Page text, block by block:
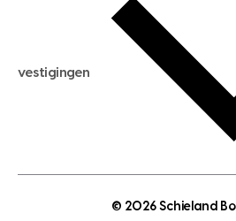
verkoopadvies
hypotheekadvies
hypotheek berekenen
maximale hypotheek
hypotheek bespaarcheck
gratis zoekprofiel aanmaken
open woningwaarde dag
vestigingen
© 2026 Schieland